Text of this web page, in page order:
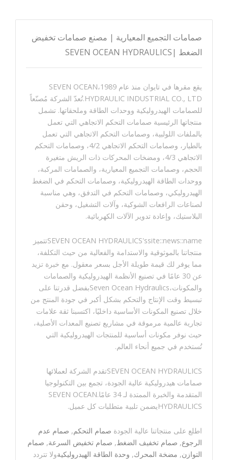
صمامات التجميع المعيارية | مصنع صمامات تخفيض
الضغط |SEVEN OCEAN HYDRAULICS
يقع مقرها في تايوان منذ عام 1989،SEVEN OCEAN
HYDRAULIC INDUSTRIAL CO., LTD.تُعدّ الشركة مُصنّعاً
للصمامات الهيدروليكية ووحدات الطاقة وملحقاتها. تشمل
منتجاتها الرئيسية صمامات التحكم الاتجاهي التي تعمل
بالملفات اللولبية، وصمامات التحكم الاتجاهي التي تعمل
بالطيار، وصمامات التحكم الاتجاهي 4/2، وصمامات التحكم
الاتجاهي 4/3، ومضخات المحركات ذات الريش متغيرة
الحجم، وصمامات التجميع المعيارية، والصمامات المركبة،
ووحدات الطاقة الهيدروليكية، وصمامات التحكم في الضغط
الهيدروليكي، وصمامات التحكم في التدفق، وهي مناسبة
لصناعات الرافعات الشوكية، وآلات التشغيل، وحقن
البلاستيك، وإعادة تدوير الآلات الكهربائية.
SEVEN OCEAN HYDRAULICS'ssite::news::nameتتميز
منتجاتنا بالموثوقية والاستدامة والفعالية من حيث التكلفة،
مما يوفر لك قيمة طويلة الأجل بسعر معقول. مع خبرة تزيد
عن 30 عامًا في تصنيع الأنظمة الهيدروليكية والصمامات
والمكونات،Seven Ocean Hydraulicsبفضل قدرتنا على
تبسيط وقت الإنتاج والتحكم بشكل أكبر في جودة المنتج من
خلال تصنيع المكونات الأساسية داخليًا، اكتسبنا ثقة علامات
تجارية عالمية مرموقة في مشاريع تصنيع المعدات الأصلية،
حيث نوفر مكونات أساسية للمنتجات الهيدروليكية التي
تُستخدم في جميع أنحاء العالم.
SEVEN OCEAN HYDRAULICSتقدم الشركة لعملائها
صمامات هيدروليكية عالية الجودة، تجمع بين التكنولوجيا
المتقدمة والخبرة الممتدة لـ 34 عامًا.SEVEN OCEAN
HYDRAULICSيضمن تلبية متطلبات كل عميل.
اطلع على منتجاتنا عالية الجودة صمام التحكم, صمام عدم
الرجوع, صمام تخفيف الضغط, صمام تخفيض السرعة, صمام
التوازن, مضخة المحرك, وحدة الطاقة الهيدروليكيةولا تتردد